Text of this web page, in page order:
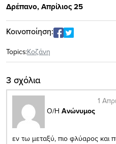
Δρέπανο, Απρίλιος 25
Κοινοποίηση:
Topics:Κοζάνη
3 σχόλια
Ο/Η Ανώνυμος
1
εν τω μεταξύ, πιο φλύαρος και